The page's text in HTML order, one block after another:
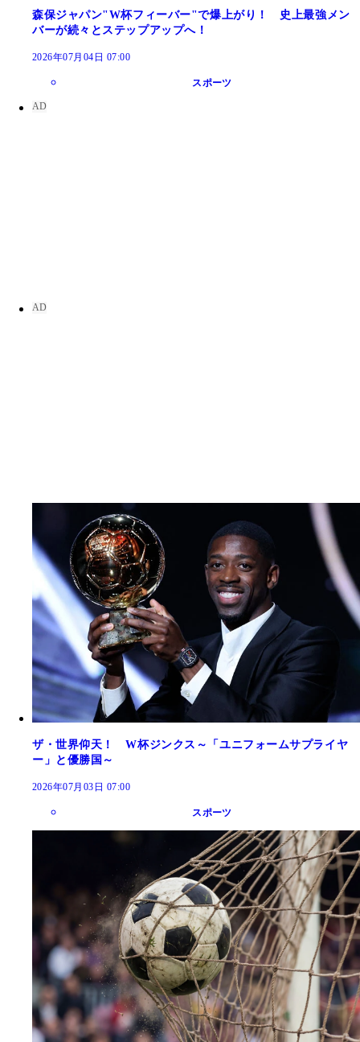
森保ジャパン"W杯フィーバー"で爆上がり！ 史上最強メン
バーが続々とステップアップへ！
2026年07月04日 07:00
スポーツ
ザ・世界仰天！ W杯ジンクス～「ユニフォームサプライヤ
ー」と優勝国～
2026年07月03日 07:00
スポーツ